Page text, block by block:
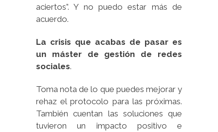
aciertos”. Y no puedo estar más de
acuerdo.
La crisis que acabas de pasar es
un máster de gestión de redes
sociales.
Toma nota de lo que puedes mejorar y
rehaz el protocolo para las próximas.
También cuentan las soluciones que
tuvieron un impacto positivo e